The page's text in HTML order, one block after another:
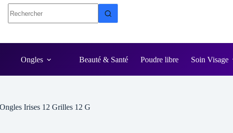
Ongles Beauté & Santé Poudre libre Soin Visage
Irises 12 Grilles 12 G